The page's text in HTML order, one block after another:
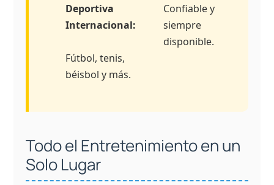
Deportiva
Internacional:
Fútbol, tenis,
béisbol y más.
Confiable y
siempre
disponible.
Todo el Entretenimiento en un
Solo Lugar